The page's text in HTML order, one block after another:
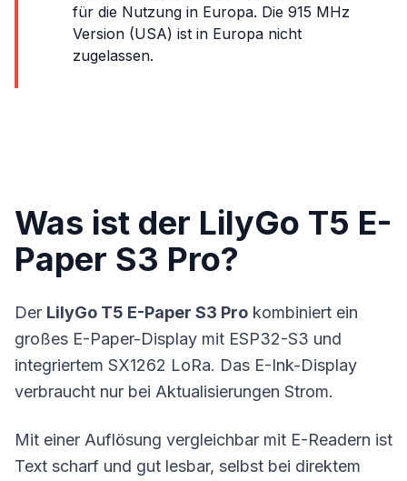
für die Nutzung in Europa. Die 915 MHz
Version (USA) ist in Europa nicht
zugelassen.
Was ist der LilyGo T5 E-
Paper S3 Pro?
Der LilyGo T5 E-Paper S3 Pro kombiniert ein
großes E-Paper-Display mit ESP32-S3 und
integriertem SX1262 LoRa. Das E-Ink-Display
verbraucht nur bei Aktualisierungen Strom.
Mit einer Auflösung vergleichbar mit E-Readern ist
Text scharf und gut lesbar, selbst bei direktem